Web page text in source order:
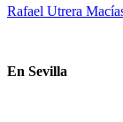
Rafael Utrera
En Sevilla